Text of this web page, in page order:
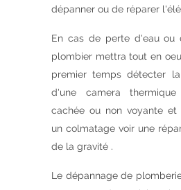
dépanner ou de réparer
En cas de perte d'eau ou
plombier mettra tout en
premier temps détecter
d'une camera
cachée ou non voyante et
un colmatage voir une
de la gravité .
Le dépannage de